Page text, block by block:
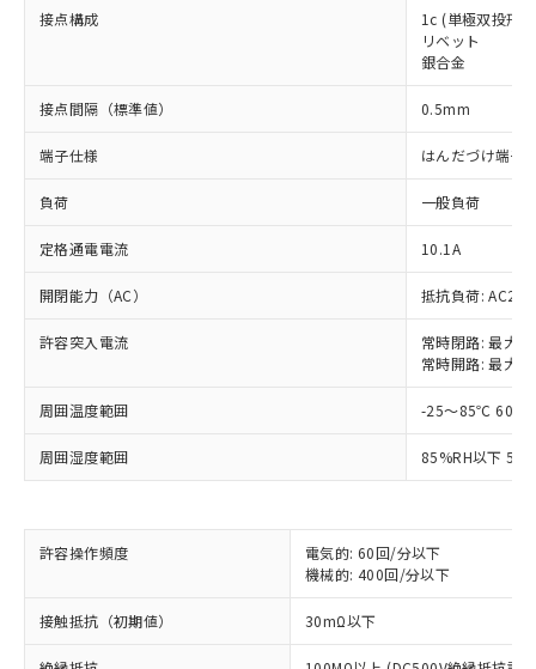
接点構成
1c (単極双投形)
リベット
銀合金
接点間隔（標準値） 0.5mm
端子仕様 はんだづけ端子
負荷 一般負荷
定格通電電流 10.1A
開閉能力（AC） 抵抗負荷:
許容突入電流
常時閉路: 最大
常時開路: 最大
周囲温度範囲 -25～85℃
周囲湿度範囲 85%RH以下 5
許容操作頻度
電気的: 60回/分以下
機械的: 400回/分以下
接触抵抗（初期値） 30mΩ以下
※1 対応状況
対応済み：EU RoHS指令（10物質）の
非含有に対応した製品が提供可能な商品で